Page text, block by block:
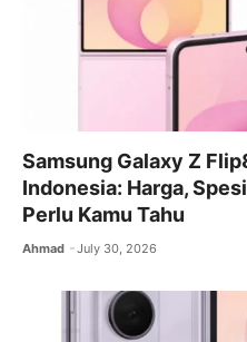
Samsung Galaxy Z
Indonesia: Harga,
Perlu Kamu Tahu
Ahmad July 30, 2026